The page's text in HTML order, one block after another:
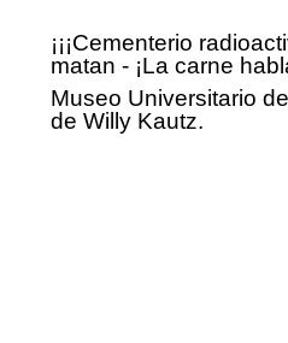
¡¡¡Cementerio
matan - ¡La carne
Museo Universitario
de Willy Kautz.